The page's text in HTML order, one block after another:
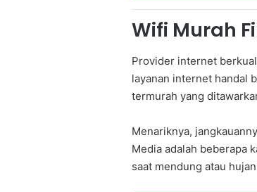
Wifi Murah
Provider internet
layanan internet handal
termurah yang
Menariknya,
Media adalah beberapa
saat mendung atau